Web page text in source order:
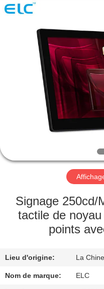
MAISON
PRODUITS
DE
NOUS
VISITE
D'USINE
DE
QUALITÉ
Electron
Technology
Signage 250cd/
tactile de
points
Lieu d'origine: La Chine
Nom de marque: ELC